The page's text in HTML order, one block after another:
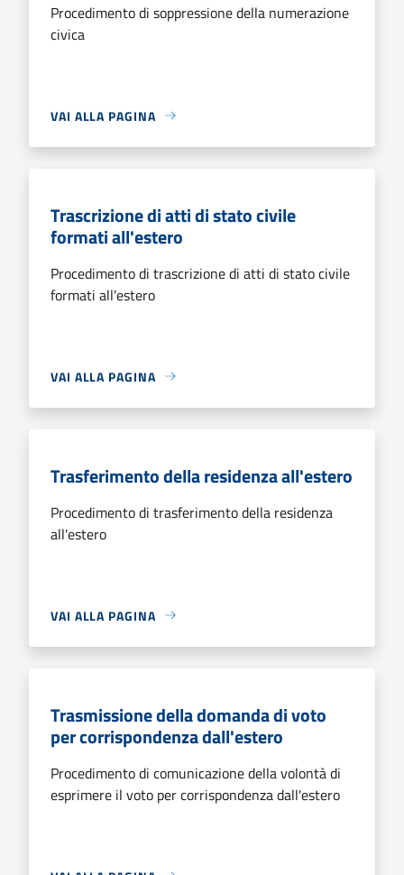
Procedimento di soppressione della numerazione
civica
VAI ALLA PAGINA
Trascrizione di atti di stato civile
formati all'estero
Procedimento di trascrizione di atti di stato civile
formati all'estero
VAI ALLA PAGINA
Trasferimento della residenza all'estero
Procedimento di trasferimento della residenza
all'estero
VAI ALLA PAGINA
Trasmissione della domanda di voto
per corrispondenza dall'estero
Procedimento di comunicazione della volontà di
esprimere il voto per corrispondenza dall'estero